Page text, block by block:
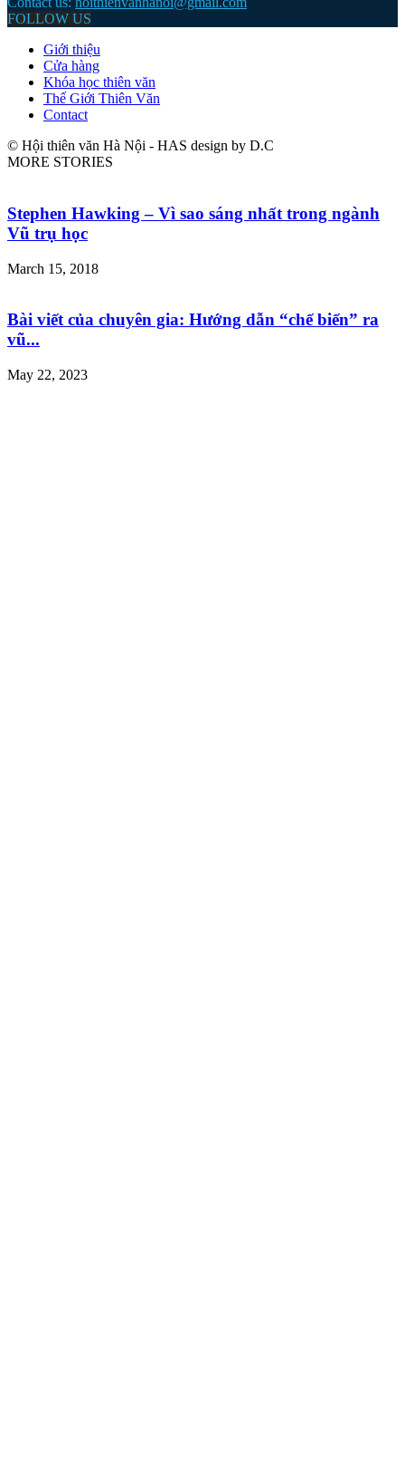
FOLLOW US
Giới thiệu
Cửa hàng
Khóa học thiên văn
Thế Giới Thiên Văn
Contact
© Hội thiên văn Hà Nội - HAS design by D.C
MORE STORIES
Stephen Hawking – Vì sao sáng nhất trong ngành
Vũ trụ học
March 15, 2018
Bài viết của chuyên gia: Hướng dẫn “chế biến” ra
vũ...
May 22, 2023